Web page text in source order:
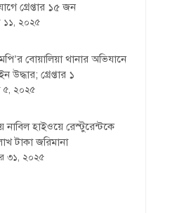
গ্রেপ্তার ১৫ জন
১১, ২০২৫
বোয়ালিয়া থানার অভিযানে
উদ্ধার; গ্রেপ্তার ১
৫, ২০২৫
নাবিল হাইওয়ে রেস্টুরেন্টকে
টাকা জরিমানা
৩১, ২০২৫